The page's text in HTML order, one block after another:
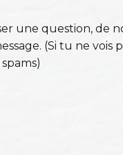
une question, de
(Si tu ne vois